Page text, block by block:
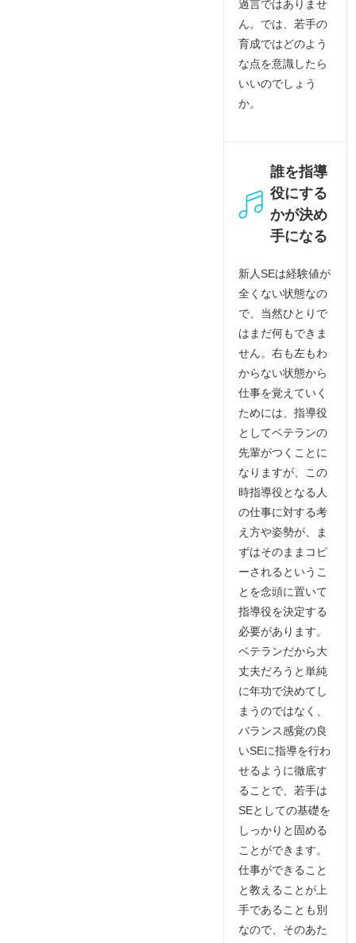
過言ではありませ
ん。では、若手の
育成ではどのよう
な点を意識したら
いいのでしょう
か。
誰を指導
役にする
かが決め
手になる
新人SEは経験値が
全くない状態なの
で、当然ひとりで
はまだ何もできま
せん。右も左もわ
からない状態から
仕事を覚えていく
ためには、指導役
としてベテランの
先輩がつくことに
なりますが、この
時指導役となる人
の仕事に対する考
え方や姿勢が、ま
ずはそのままコピ
ーされるというこ
とを念頭に置いて
指導役を決定する
必要があります。
ベテランだから大
丈夫だろうと単純
に年功で決めてし
まうのではなく、
バランス感覚の良
いSEに指導を行わ
せるように徹底す
ることで、若手は
SEとしての基礎を
しっかりと固める
ことができます。
仕事ができること
と教えることが上
手であることも別
なので、そのあた